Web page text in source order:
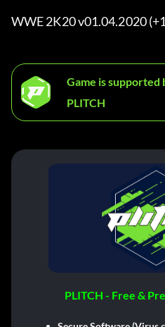
WWE 2K20 v01.04.2020
Game is supported
PLITCH
PLITCH - Free &